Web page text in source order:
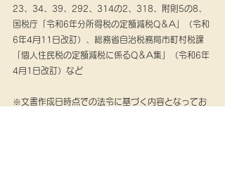
23、34、39、292、314の2、318、附則5の8、
国税庁「令和6年分所得税の定額減税Q＆A」（令和
6年4月11日改訂）、総務省自治税務局市町村税課
「個人住民税の定額減税に係るQ＆A集」（令和6年
4月1日改訂）など
※文書作成日時点での法令に基づく内容となってお